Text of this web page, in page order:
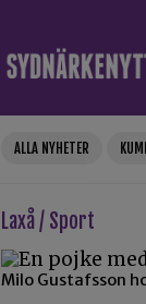
ALLA NYHETER
Laxå / Sport
Milo Gustafsson